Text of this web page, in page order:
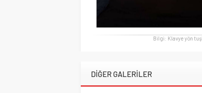
Bilgi: Klavye yön
DİĞER GALERİLER